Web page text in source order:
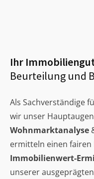
Ihr
Beurteilung und
Als Sachverständige
wir unser
Wohnmarktanalyse
ermitteln einen
Immobilienwert-
unserer ausgeprägten